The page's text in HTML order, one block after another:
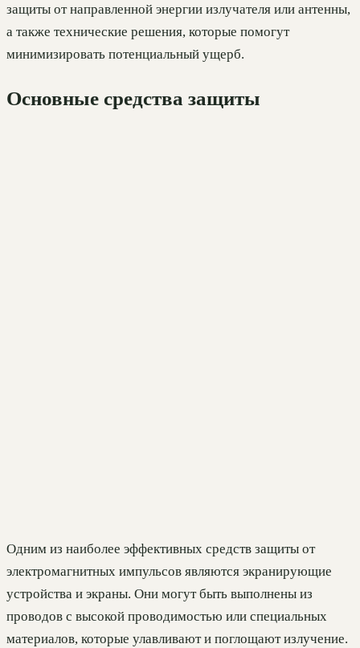
защиты от направленной энергии излучателя или антенны,
а также технические решения, которые помогут
минимизировать потенциальный ущерб.
Основные средства защиты
Одним из наиболее эффективных средств защиты от
электромагнитных импульсов являются экранирующие
устройства и экраны. Они могут быть выполнены из
проводов с высокой проводимостью или специальных
материалов, которые улавливают и поглощают излучение.